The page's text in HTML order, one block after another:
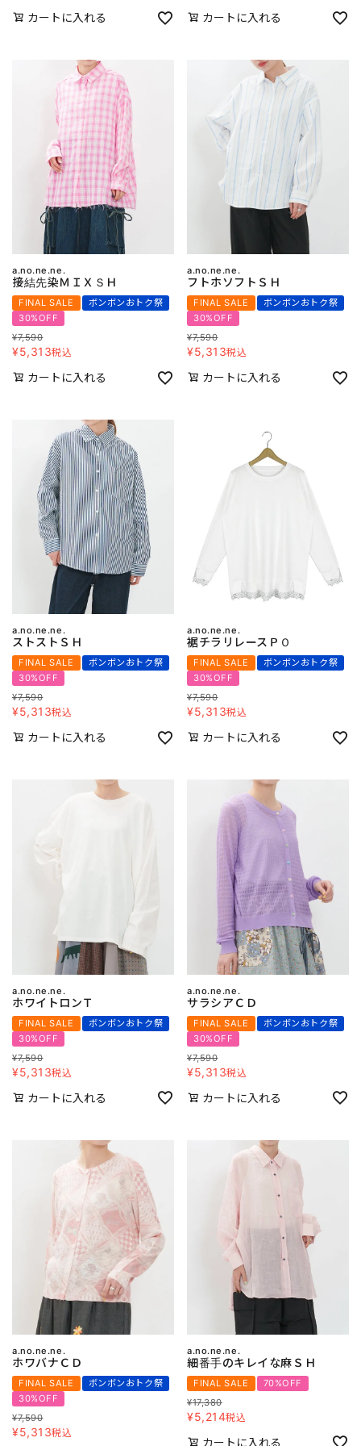
カートに入れる カートに入れる
a.no.ne.ne.
接結先染ＭＩＸＳＨ
FINAL SALE
ボンボンおトク祭
30%OFF
¥7,590
¥5,313税込
カートに入れる
a.no.ne.ne.
フトホソフトＳＨ
FINAL SALE
ボンボンおトク祭
30%OFF
¥7,590
¥5,313税込
カートに入れる
a.no.ne.ne.
ストストＳＨ
FINAL SALE
ボンボンおトク祭
30%OFF
¥7,590
¥5,313税込
カートに入れる
a.no.ne.ne.
裾チラリレースＰＯ
FINAL SALE
ボンボンおトク祭
30%OFF
¥7,590
¥5,313税込
カートに入れる
a.no.ne.ne.
ホワイトロンＴ
FINAL SALE
ボンボンおトク祭
30%OFF
¥7,590
¥5,313税込
カートに入れる
a.no.ne.ne.
サラシアＣＤ
FINAL SALE
ボンボンおトク祭
30%OFF
¥7,590
¥5,313税込
カートに入れる
a.no.ne.ne.
ホワバナＣＤ
FINAL SALE
ボンボンおトク祭
30%OFF
¥7,590
¥5,313税込
a.no.ne.ne.
細番手のキレイな麻ＳＨ
FINAL SALE
70%OFF
¥17,380
¥5,214税込
カートに入れる